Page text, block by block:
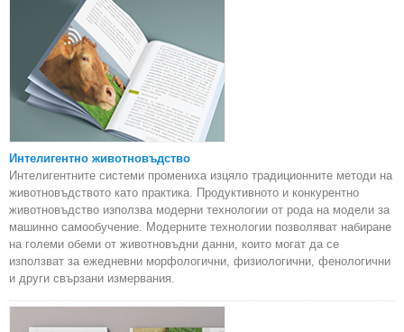
Интелигентно животновъдство
Интелигентните системи промениха изцяло традиционните методи на
животновъдството като практика. Продуктивното и конкурентно
животновъдство използва модерни технологии от рода на модели за
машинно самообучение. Модерните технологии позволяват набиране
на големи обеми от животновъдни данни, които могат да се
използват за ежедневни морфологични, физиологични, фенологични
и други свързани измервания.